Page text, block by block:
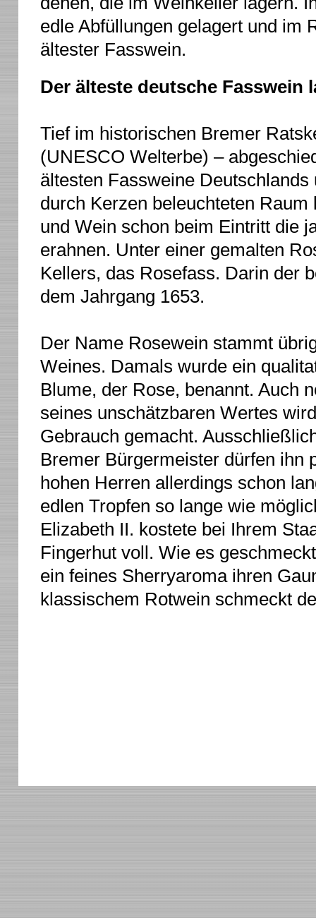
edle Abfüllungen gelagert und im
ältester Fasswein.
Der älteste deutsche Fasswein
Tief im historischen Bremer
(UNESCO Welterbe) –
ältesten Fassweine
durch Kerzen beleuchteten
und Wein schon beim Eintritt die
erahnen. Unter einer gemalten
Kellers, das Rosefass. Darin der
dem Jahrgang 1653.
Der Name Rosewein stammt
Weines. Damals wurde ein
Blume, der Rose, benannt. Auch
seines unschätzbaren Wertes
Gebrauch gemacht.
Bremer Bürgermeister dürfen ihn
hohen Herren allerdings schon
edlen Tropfen so lange wie
Elizabeth II. kostete bei Ihrem
Fingerhut voll. Wie es
ein feines Sherryaroma ihren
klassischem Rotwein schmeckt